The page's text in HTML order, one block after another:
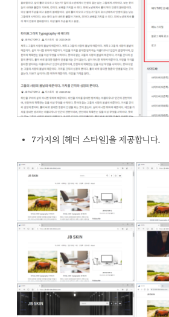
7가지의 [헤더 스타일]을 제공합니다.